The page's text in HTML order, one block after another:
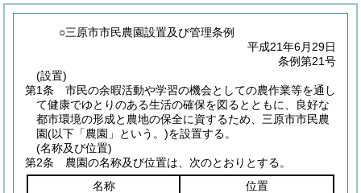
○三原市市民農園設置及び管理条例
平成21年6月29日
条例第21号
(設置)
第1条
市民の余暇活動や学習の機会としての農作業等を通し
て健康でゆとりのある生活の確保を図るとともに、良好な
都市環境の形成と農地の保全に資するため、三原市市民農
園(以下「農園」という。)を設置する。
(名称及び位置)
第2条
農園の名称及び位置は、次のとおりとする。
名称
位置